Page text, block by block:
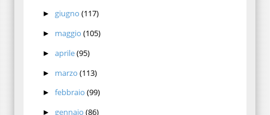
► giugno (117)
► maggio (105)
► aprile(95)
► marzo (113)
► febbraio (99)
► gennaio (86)